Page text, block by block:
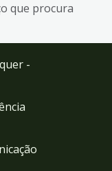
que procura
-